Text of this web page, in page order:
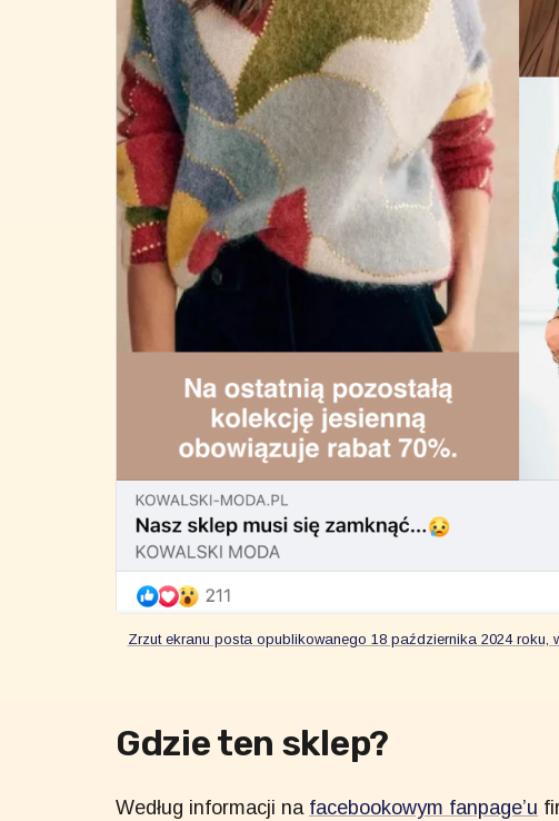
Zrzut ekranu posta opublikowanego 18 października 2024 roku,
Gdzie ten sklep?
Według informacji na facebookowym fanpage’u